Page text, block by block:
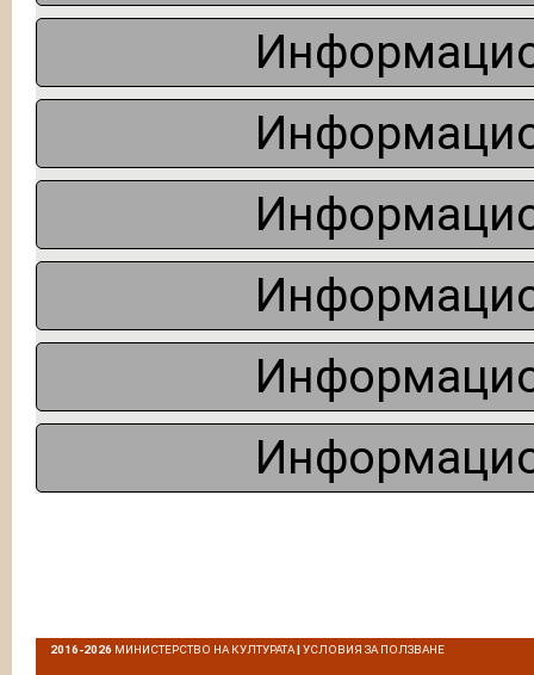
2016-2026 МИНИСТЕРСТВО НА КУЛТУРАТА|УСЛОВИЯ ЗА ПОЛЗВАНЕ